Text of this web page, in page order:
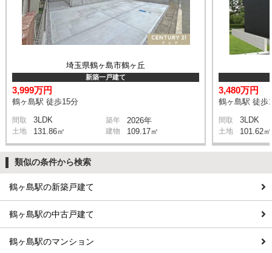
埼玉県鶴ヶ島市鶴ヶ丘
新築一戸建て
3,999万円
鶴ヶ島駅 徒歩15分
間取 3LDK 築年 2026年
土地 131.86㎡ 建物 109.17㎡
3,480万円
鶴ヶ島駅 徒歩
間取 3LDK
土地 101.62㎡
類似の条件から検索
鶴ヶ島駅の新築戸建て
鶴ヶ島駅の中古戸建て
鶴ヶ島駅のマンション